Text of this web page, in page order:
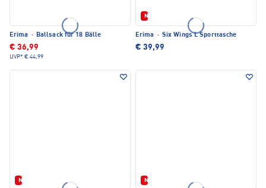
Erima · Ballsack für 18 Bälle
€ 36,99
UVP* € 44,99
Neu
Erima · Six Wings L Sporttasche
€ 39,99
Neu Neu